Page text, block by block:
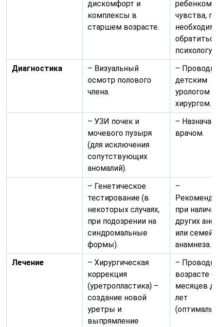
дискомфорт и
комплексы в
старшем возрасте.
ребенком
чувства,
психологу.
Диагностика
– Визуальный
осмотр полового
члена.
–
детским
урологом
хирургом.
– УЗИ почек и
мочевого пузыря
(для исключения
сопутствующих
аномалий).
–
врачом.
– Генетическое
тестирование (в
некоторых случаях,
при подозрении на
синдромальные
формы).
–
при
других
или
анамнеза.
Лечение
– Хирургическая
коррекция
(уретропластика) –
создание новой
уретры и
выпрямление
–
возрасте
месяцев
лет